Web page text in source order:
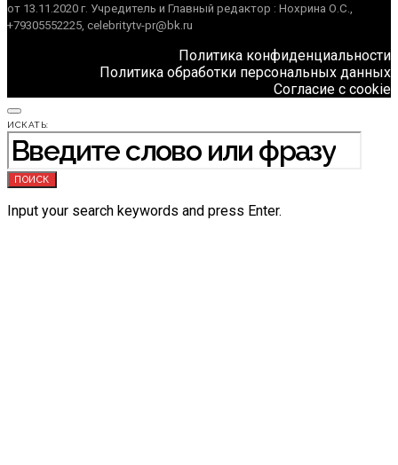
от 13.11.2020 г. Учредитель и Главный редактор : Нохрина О.С.,
+79305552225, celebritytv-pr@bk.ru
Политика конфиденциальности
Политика обработки персональных данных
Согласие с cookie
ИСКАТЬ:
ПОИСК
Input your search keywords and press Enter.